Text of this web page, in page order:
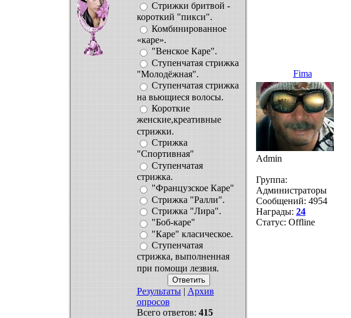
Стрижки бритвой -
короткий "пикси".
Комбинированное
«каре».
"Венское Каре".
Ступенчатая стрижка
"Молодёжная".
Ступенчатая стрижка
на вьющиеcя волосы.
Короткие
женские,креативные
стрижки.
Стрижка
"Спортивная"
Ступенчатая
стрижка.
"Французское Каре"
Стрижка "Ралли".
Стрижка "Лира".
"Боб-каре"
"Каре" класическое.
Ступенчатая
стрижка, выполненная
при помощи лезвия.
Результаты| Архив
опросов
Всего ответов: 415
Fima
Admin
Группа:
Администраторы
Сообщений: 4954
Награды: 24
Статус: Offline